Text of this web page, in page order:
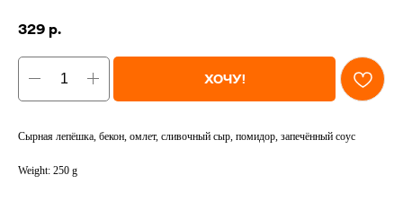
329 р.
ХОЧУ!
Сырная лепёшка, бекон, омлет, сливочный сыр, помидор, запечённый соус
Weight: 250 g